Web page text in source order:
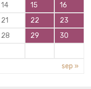
14 15
16
21 22
23
28 29
30
sep »